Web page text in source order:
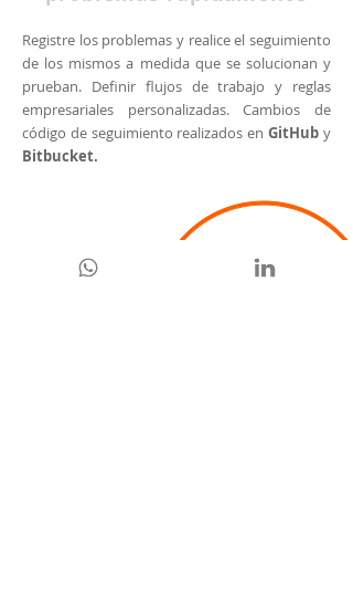
Registre los problemas y realice el seguimiento
de los mismos a medida que se solucionan y
prueban. Definir flujos de trabajo y reglas
empresariales personalizadas. Cambios de
código de seguimiento realizados enGitHub y
Bitbucket.
colaborar sin problemas